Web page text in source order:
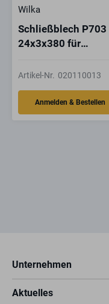
Wilka
Schließblech P703
24x3x380 für
Artikel-Nr. 020110013
Unternehmen
Aktuelles